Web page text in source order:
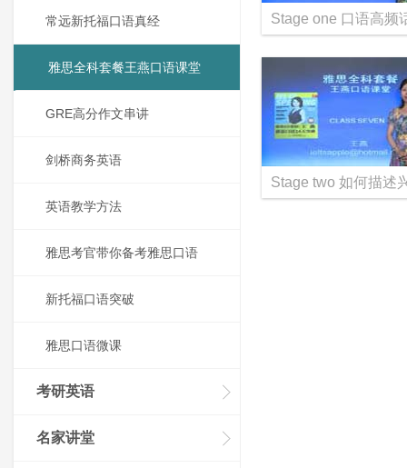
常远新托福口语真经
雅思全科套餐王燕口语课堂
GRE高分作文串讲
剑桥商务英语
英语教学方法
雅思考官带你备考雅思口语
新托福口语突破
雅思口语微课
考研英语
名家讲堂